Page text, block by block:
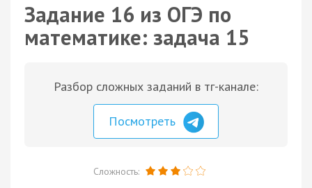
Задание 16 из ОГЭ по
математике: задача 15
Разбор сложных заданий в тг-канале:
Посмотреть
Сложность: